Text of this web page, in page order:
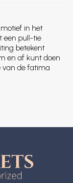
in het
een pull-tie
betekent
en af kunt doen
van de fatima